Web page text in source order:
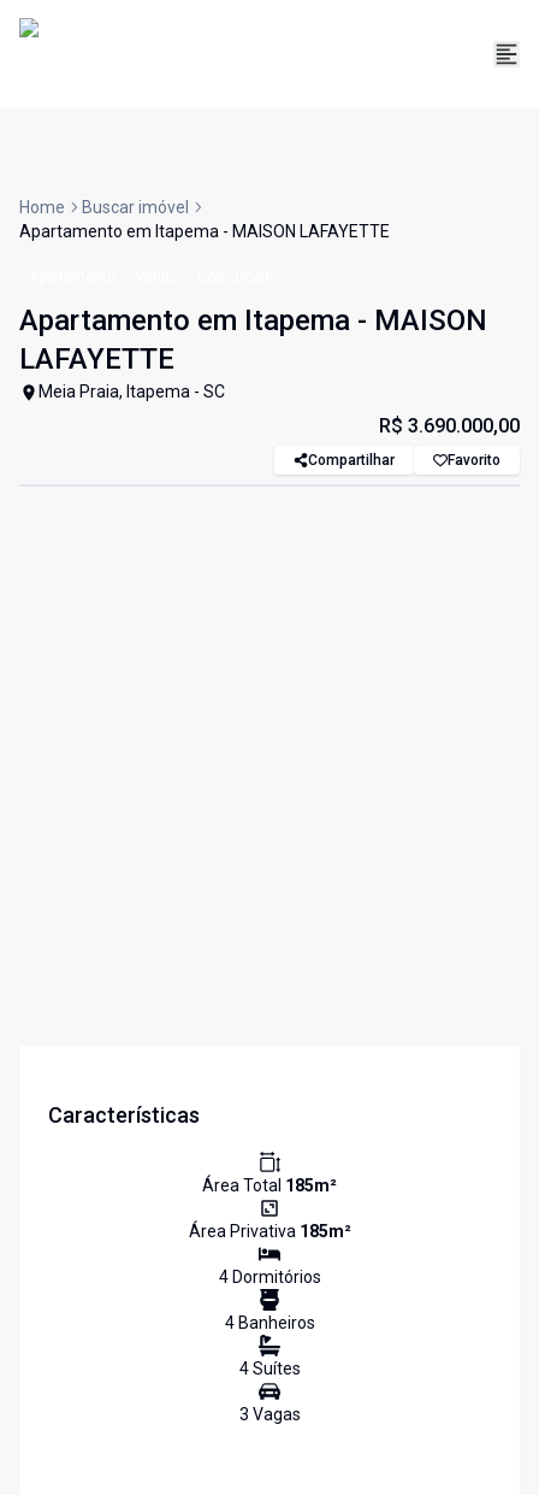
Home
Buscar imóvel
Apartamento em Itapema - MAISON LAFAYETTE
Apartamento em Itapema - MAISON
LAFAYETTE
Meia Praia, Itapema - SC
R$ 3.690.000,00
Compartilhar Favorito
Características
Área Total 185m²
Área Privativa 185m²
4Dormitórios
4Banheiros
4Suítes
3 Vagas